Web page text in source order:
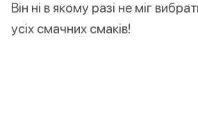
Він ні в якому разі не міг
усіх смачних смаків!